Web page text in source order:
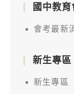
國中教
會考最新
新生專區
新生專區